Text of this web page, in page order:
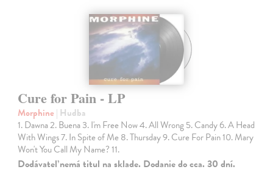
Cure for Pain - LP
Morphine | Hudba
1. Dawna 2. Buena 3. I'm Free Now 4. All Wrong 5. Candy 6. A Head
With Wings 7. In Spite of Me 8. Thursday 9. Cure For Pain 10. Mary
Won't You Call My Name? 11.
Dodávateľ nemá titul na sklade. Dodanie do cca. 30 dní.